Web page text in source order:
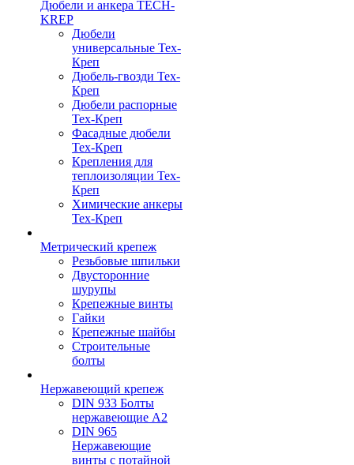
Дюбели и анкера TECH-
KREP
Дюбели
универсальные Тех-
Креп
Дюбель-гвозди Тех-
Креп
Дюбели распорные
Тех-Креп
Фасадные дюбели
Тех-Креп
Крепления для
теплоизоляции Тех-
Креп
Химические анкеры
Тех-Креп
Метрический крепеж
Резьбовые шпильки
Двусторонние
шурупы
Крепежные винты
Гайки
Крепежные шайбы
Строительные
болты
Нержавеющий крепеж
DIN 933 Болты
нержавеющие А2
DIN 965
Нержавеющие
винты с потайной